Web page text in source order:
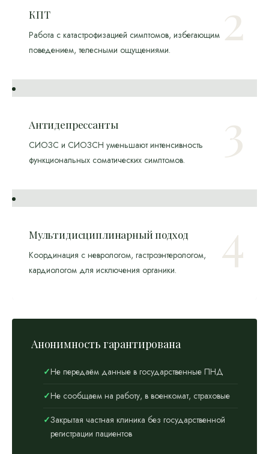
КПТ
Работа с катастрофизацией симптомов, избегающим
поведением, телесными ощущениями.
Антидепрессанты
СИОЗС и СИОЗСН уменьшают интенсивность
функциональных соматических симптомов.
Мультидисциплинарный подход
Координация с неврологом, гастроэнтерологом,
кардиологом для исключения органики.
Анонимность гарантирована
Не передаём данные в государственные ПНД
Не сообщаем на работу, в военкомат, страховые
Закрытая частная клиника без государственной
регистрации пациентов